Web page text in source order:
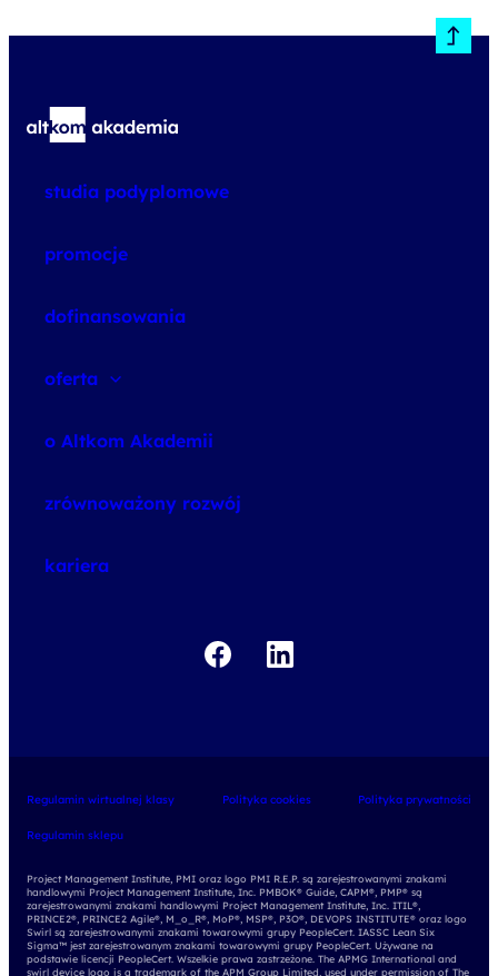
studia podyplomowe
promocje
dofinansowania
oferta
o Altkom Akademii
zrównoważony rozwój
kariera
Regulamin wirtualnej klasy Polityka cookies Polityka prywatności
Regulamin sklepu
Project Management Institute, PMI oraz logo PMI R.E.P. są zarejestrowanymi znakami
handlowymi Project Management Institute, Inc. PMBOK® Guide, CAPM®, PMP® są
zarejestrowanymi znakami handlowymi Project Management Institute, Inc. ITIL®,
PRINCE2®, PRINCE2 Agile®, M_o_R®, MoP®, MSP®, P3O®, DEVOPS INSTITUTE® oraz logo
Swirl są zarejestrowanymi znakami towarowymi grupy PeopleCert. IASSC Lean Six
Sigma™ jest zarejestrowanym znakami towarowymi grupy PeopleCert. Używane na
podstawie licencji PeopleCert. Wszelkie prawa zastrzeżone. The APMG International and
swirl device logo is a trademark of the APM Group Limited, used under permission of The